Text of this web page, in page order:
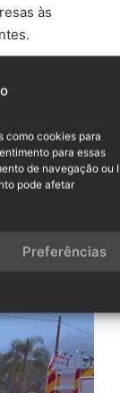
como cookies para
para essas
de navegação ou
pode afetar
Preferências
às